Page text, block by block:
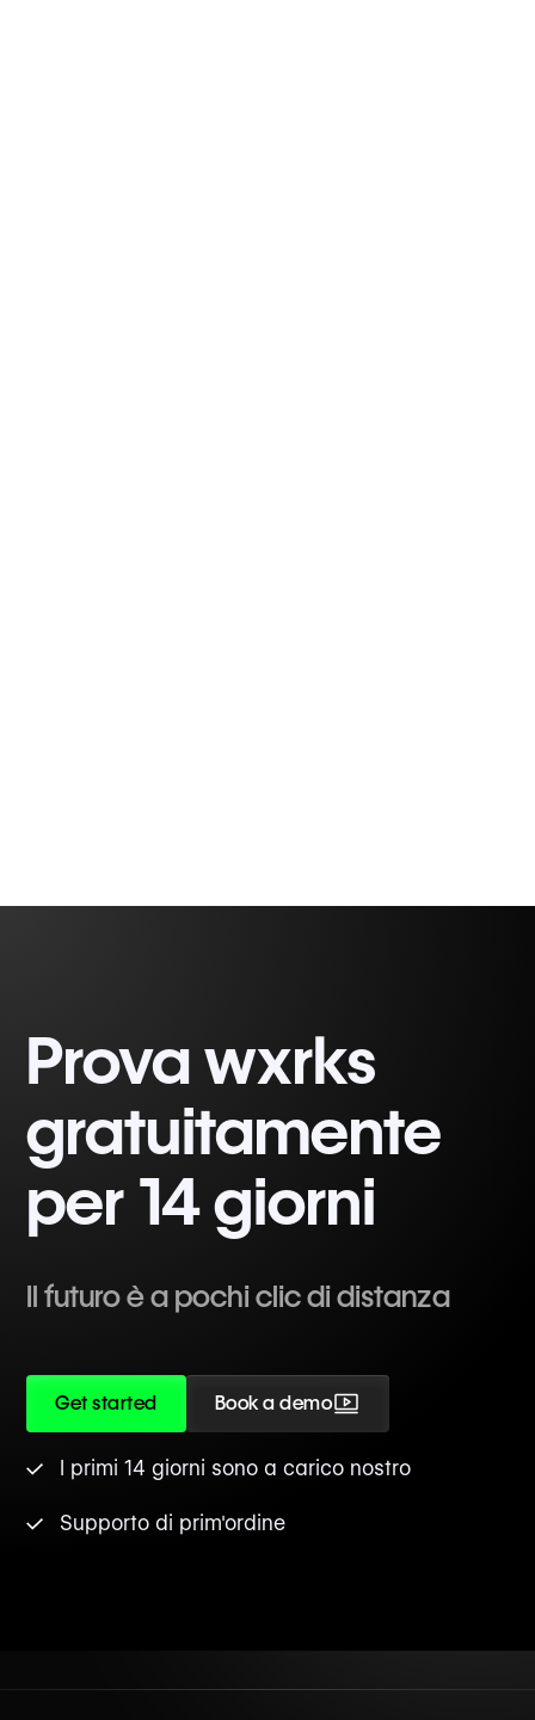
Prova wxrks
gratuitamente
per 14 giorni
Il futuro è a pochi clic di distanza
Get started Book a demo
I primi 14 giorni sono a carico nostro
Supporto di prim'ordine